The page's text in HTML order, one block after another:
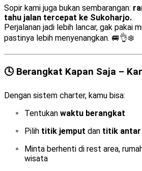
Sopir kami juga bukan sembarangan:
tahu jalan tercepat ke Sukoharjo.
Perjalanan jadi lebih lancar, gak pakai
pastinya lebih menyenangkan. 🚐👌❄️
🕓 Berangkat Kapan Saja –
Dengan sistem charter, kamu bisa:
Tentukan waktu berangkat
Pilih titik jemput dan titik antar
Minta berhenti di rest area,
wisata